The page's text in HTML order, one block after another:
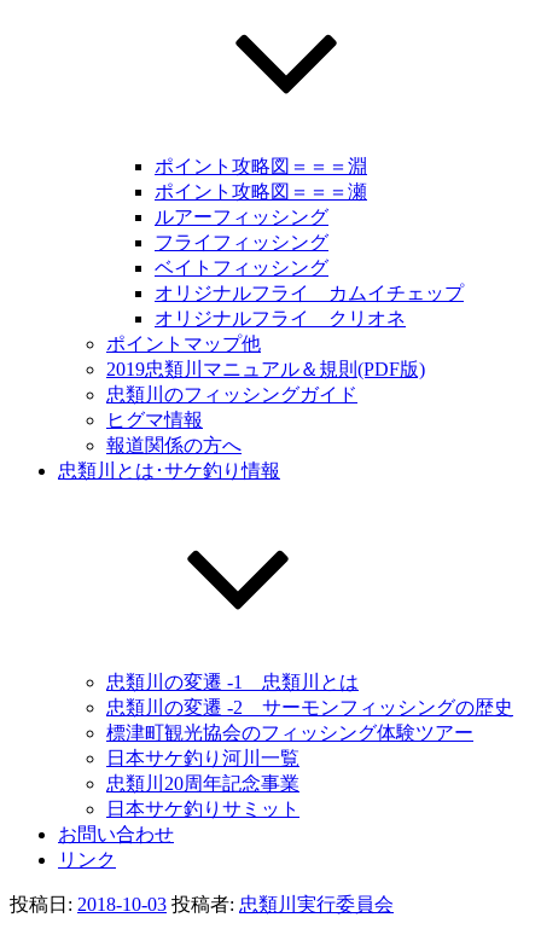
ポイント攻略図＝＝＝淵
ポイント攻略図＝＝＝瀬
ルアーフィッシング
フライフィッシング
ベイトフィッシング
オリジナルフライ カムイチェップ
オリジナルフライ クリオネ
ポイントマップ他
2019忠類川マニュアル＆規則(PDF版)
忠類川のフィッシングガイド
ヒグマ情報
報道関係の方へ
忠類川とは･サケ釣り情報
忠類川の変遷 -1 忠類川とは
忠類川の変遷 -2 サーモンフィッシングの歴史
標津町観光協会のフィッシング体験ツアー
日本サケ釣り河川一覧
忠類川20周年記念事業
日本サケ釣りサミット
お問い合わせ
リンク
投稿日: 2018-10-03 投稿者: 忠類川実行委員会